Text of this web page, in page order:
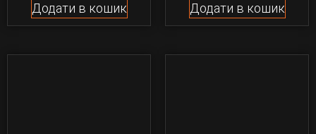
Додати в кошик Додати в кошик